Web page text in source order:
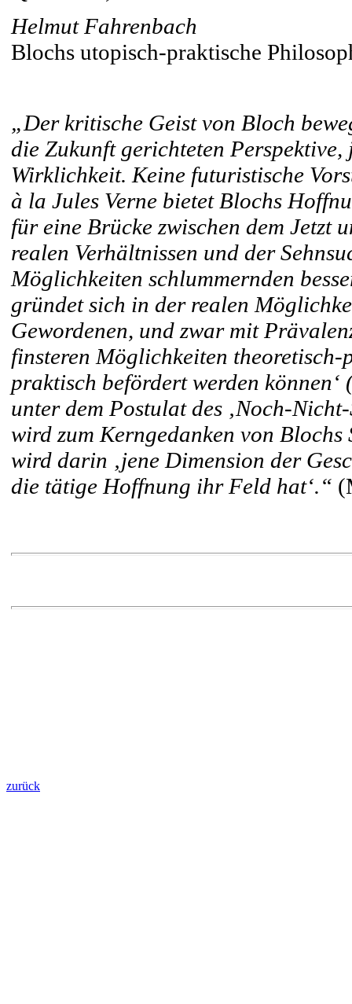
Helmut Fahrenbach
Blochs utopisch-praktische
„Der kritische Geist von Bloch
die Zukunft gerichteten
Wirklichkeit. Keine futuristische
à la Jules Verne bietet Blochs
für eine Brücke zwischen dem Jetzt
realen Verhältnissen und der
Möglichkeiten schlummernden
gründet sich in der realen
Gewordenen, und zwar mit
finsteren Möglichkeiten
praktisch befördert werden
unter dem Postulat des ‚Noch-
wird zum Kerngedanken von Blochs
wird darin ‚jene Dimension der
die tätige Hoffnung ihr Feld hat‘.“
zurück